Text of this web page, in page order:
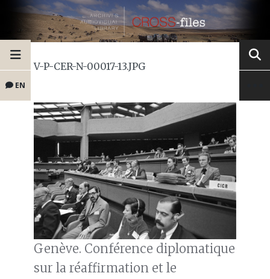
EN
V-P-CER-N-00017-13.JPG
Genève. Conférence diplomatique
sur la réaffirmation et le